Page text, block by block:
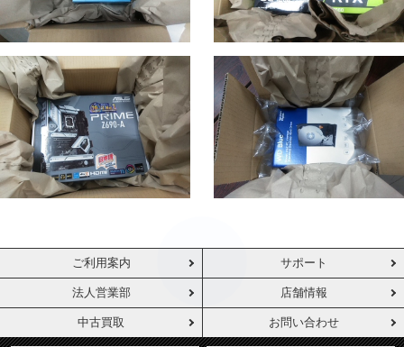
ご利用案内 サポート
法人営業部 店舗情報
中古買取 お問い合わせ